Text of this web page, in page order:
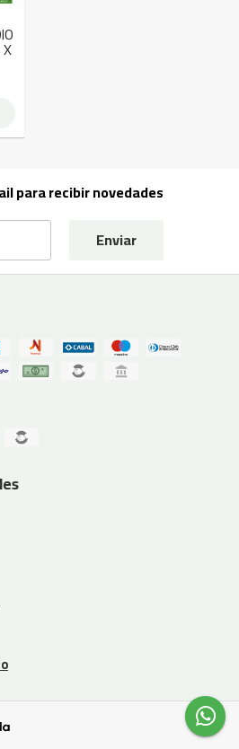
para recibir novedades
Enviar